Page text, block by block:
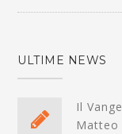
ULTIME NEWS
Il
Matteo